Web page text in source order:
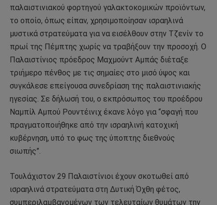
παλαιστινιακού φορτηγού γαλακτοκομικών προϊόντων,
το οποίο, όπως είπαν, χρησιμοποίησαν ισραηλινά
μυστικά στρατεύματα για να εισέλθουν στην Τζενίν το
πρωί της Πέμπτης χωρίς να τραβήξουν την προσοχή. Ο
Παλαιστίνιος πρόεδρος Μαχμούντ Αμπάς διέταξε
τριήμερο πένθος με τις σημαίες στο μισό ύψος και
συγκάλεσε επείγουσα συνεδρίαση της παλαιστινιακής
ηγεσίας. Σε δήλωσή του, ο εκπρόσωπος του προέδρου
Ναμπίλ Αμπού Ρουντέινιχ έκανε λόγο για “σφαγή που
πραγματοποιήθηκε από την ισραηλινή κατοχική
κυβέρνηση, υπό το φως της ύποπτης διεθνούς
σιωπής”.
Τουλάχιστον 29 Παλαιστίνιοι έχουν σκοτωθεί από
ισραηλινά στρατεύματα στη Δυτική Όχθη φέτος,
συμπεριλαμβανομένων των τελευταίων θυμάτων την